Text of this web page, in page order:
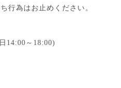
行為はお止めください。
14:00 ～ 18:00)